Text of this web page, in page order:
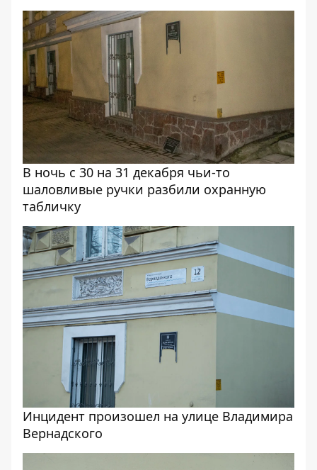
В ночь с 30 на 31 декабря чьи-то
шаловливые ручки разбили охранную
табличку
Инцидент произошел на улице Владимира
Вернадского